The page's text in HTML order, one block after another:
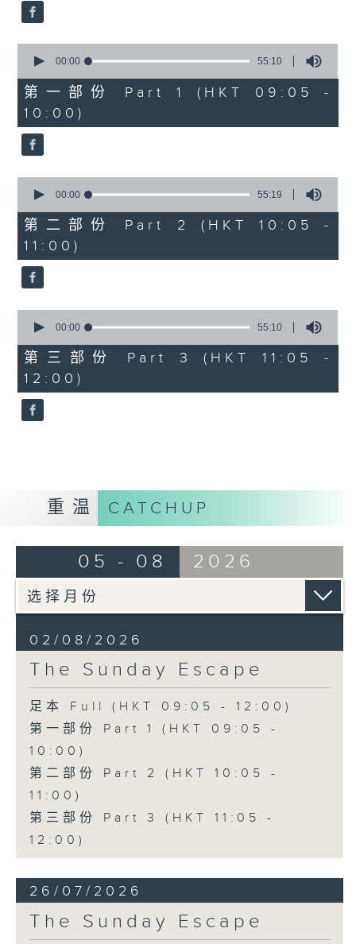
begining?) music on Radio 3.
0
seconds
seconds
55
minutes,
10
seconds
00:00 55:10
第一部份 Part 1 (HKT 09:05 -
10:00)
seconds
55
minutes,
19
seconds
00:00 55:19
第二部份 Part 2 (HKT 10:05 -
11:00)
seconds
55
minutes,
10
seconds
00:00 55:10
第三部份 Part 3 (HKT 11:05 -
12:00)
重温 CATCHUP
05 - 08 2026
02/08/2026
The Sunday Escape
足本 Full (HKT 09:05 - 12:00)
第一部份 Part 1 (HKT 09:05 -
10:00)
第二部份 Part 2 (HKT 10:05 -
11:00)
第三部份 Part 3 (HKT 11:05 -
12:00)
26/07/2026
The Sunday Escape